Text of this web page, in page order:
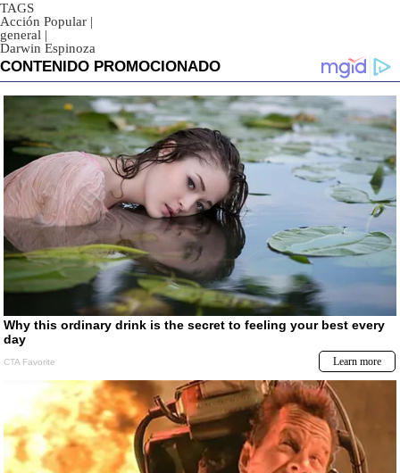
TAGS
Acción Popular |
general |
Darwin Espinoza